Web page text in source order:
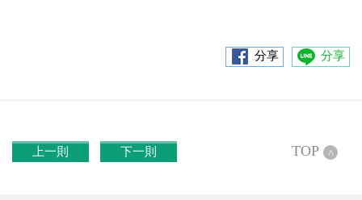
分享 分享
上一則 下一則 TOP ^